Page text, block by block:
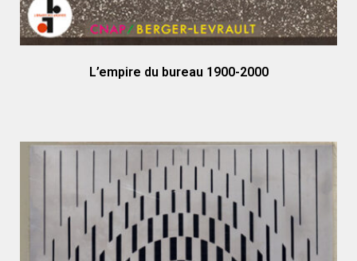
L’empire du bureau 1900-2000